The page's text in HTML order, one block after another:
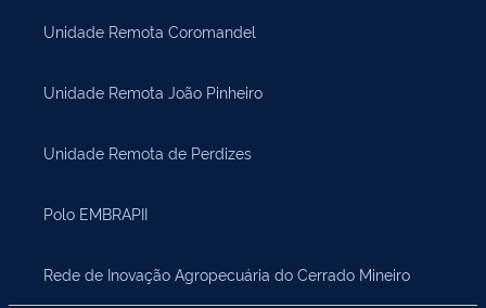
Unidade Remota Coromandel
Unidade Remota João Pinheiro
Unidade Remota de Perdizes
Polo EMBRAPII
Rede de Inovação Agropecuária do Cerrado Mineiro